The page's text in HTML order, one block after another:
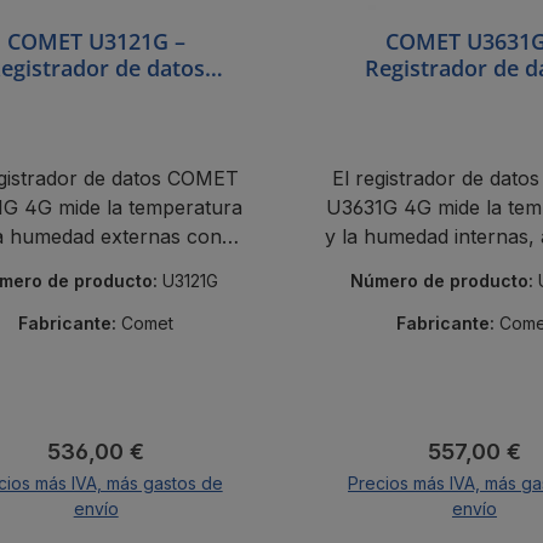
COMET U3121G –
de datos
de datos COMET
4G mide la temperatura
humedad externas con
nube y certificado de
calibración.
de producto: U3121G
Fabricante: Comet
Precio normal:
536,00 €
más IVA, más gastos de
envío
COMET
Registrador de
Pt1000
El registrador de datos
U3631G 4G mide la
y la humedad internas,
e incluye alertas
almacenamiento en la
Número de producto:
Fabricante:
Precio
557,00 €
Precios más IVA, más
envío